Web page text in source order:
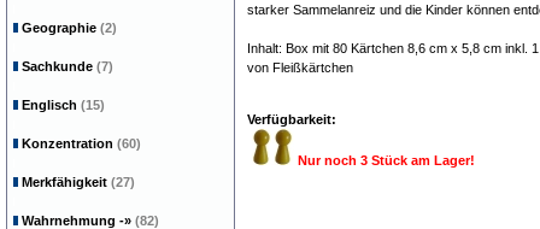
starker Sammelanreiz und die Kinder können
Inhalt: Box mit 80 Kärtchen 8,6 cm x 5,8 cm inkl.
von Fleißkärtchen
Verfügbarkeit:
Nur noch 3 Stück am Lager!
Geographie (2)
Sachkunde (7)
Englisch (15)
Konzentration (60)
Merkfähigkeit (27)
Wahrnehmung -» (82)